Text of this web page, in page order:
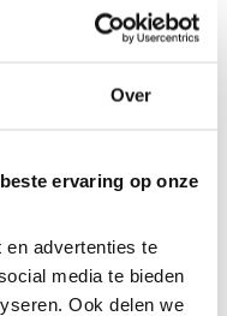
Over
ervaring op onze
en advertenties te
media te bieden
Ook delen we